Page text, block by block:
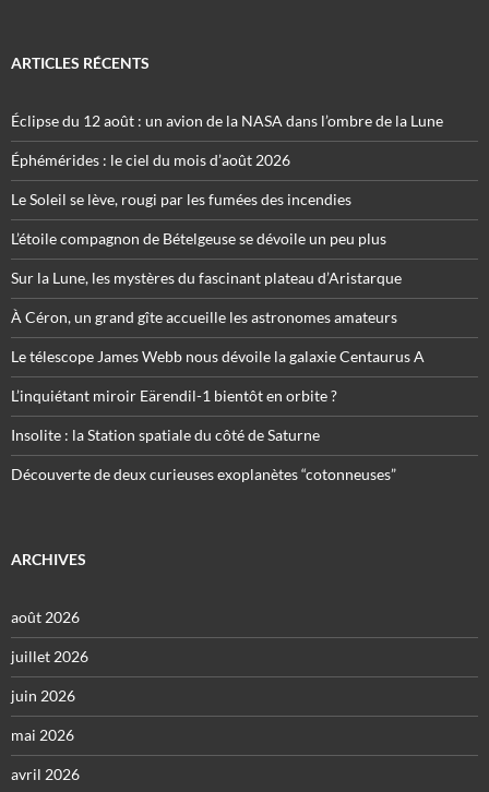
ARTICLES RÉCENTS
Éclipse du 12 août : un avion de la NASA dans l’ombre de la Lune
Éphémérides : le ciel du mois d’août 2026
Le Soleil se lève, rougi par les fumées des incendies
L’étoile compagnon de Bételgeuse se dévoile un peu plus
Sur la Lune, les mystères du fascinant plateau d’Aristarque
À Céron, un grand gîte accueille les astronomes amateurs
Le télescope James Webb nous dévoile la galaxie Centaurus A
L’inquiétant miroir Eärendil-1 bientôt en orbite ?
Insolite : la Station spatiale du côté de Saturne
Découverte de deux curieuses exoplanètes “cotonneuses”
ARCHIVES
août 2026
juillet 2026
juin 2026
mai 2026
avril 2026